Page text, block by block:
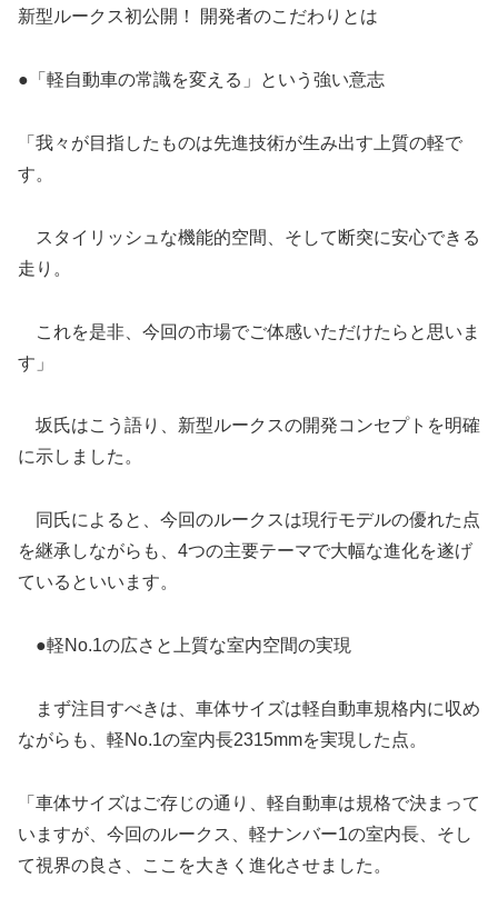
新型ルークス初公開！ 開発者のこだわりとは
●「軽自動車の常識を変える」という強い意志
「我々が目指したものは先進技術が生み出す上質の軽で
す。
スタイリッシュな機能的空間、そして断突に安心できる
走り。
これを是非、今回の市場でご体感いただけたらと思いま
す」
坂氏はこう語り、新型ルークスの開発コンセプトを明確
に示しました。
同氏によると、今回のルークスは現行モデルの優れた点
を継承しながらも、4つの主要テーマで大幅な進化を遂げ
ているといいます。
●軽No.1の広さと上質な室内空間の実現
まず注目すべきは、車体サイズは軽自動車規格内に収め
ながらも、軽No.1の室内長2315mmを実現した点。
「車体サイズはご存じの通り、軽自動車は規格で決まって
いますが、今回のルークス、軽ナンバー1の室内長、そし
て視界の良さ、ここを大きく進化させました。